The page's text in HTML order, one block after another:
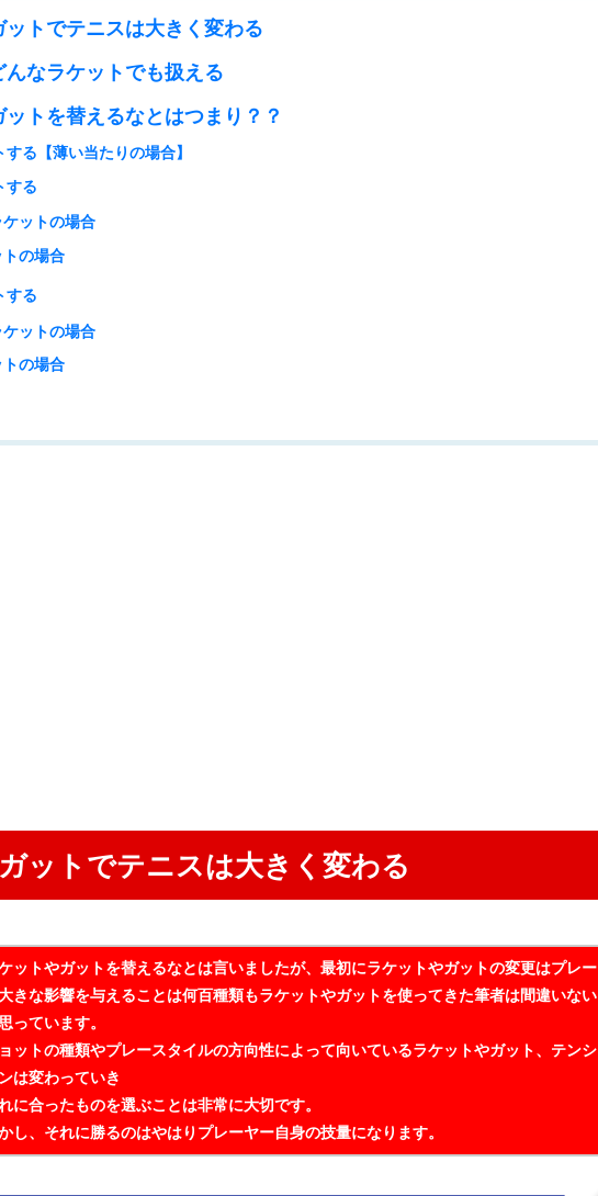
ットでテニスは大きく変わる
んなラケットでも扱える
ットを替えるなとはつまり？？
る【薄い当たりの場合】
する
ットの場合
の場合
する
ットの場合
の場合
ットでテニスは大きく変わる
ットやガットを替えるなとは言いましたが、最初にラケットやガットの変更はプレー
きな影響を与えることは何百種類もラケットやガットを使ってきた筆者は間違いない
っています。
ットの種類やプレースタイルの方向性によって向いているラケットやガット、テンシ
は変わっていき
に合ったものを選ぶことは非常に大切です。
し、それに勝るのはやはりプレーヤー自身の技量になります。